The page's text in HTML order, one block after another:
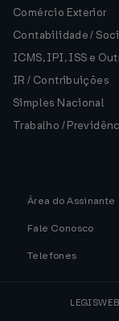
Comércio Exterior
Contabilidade /
ICMS, IPI, ISS e
IR / Contribuições
Simples Nacional
Trabalho /
Área do Assinante
Fale Conosco
Telefones